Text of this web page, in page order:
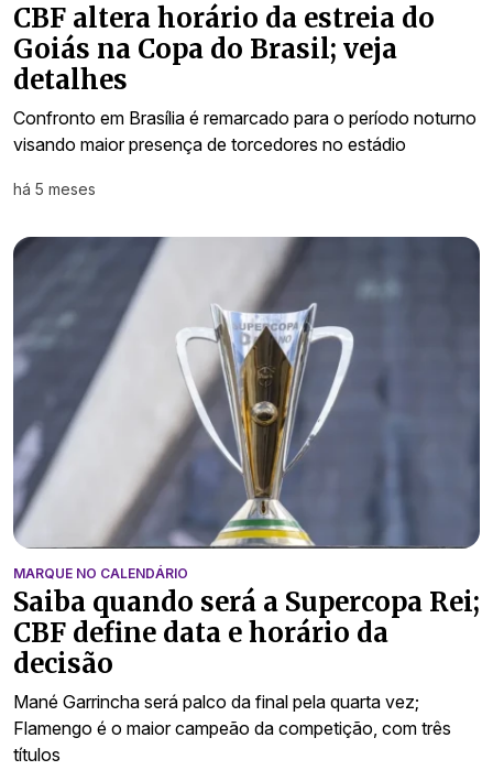
CBF altera horário da estreia do
Goiás na Copa do Brasil; veja
detalhes
Confronto em Brasília é remarcado para o período noturno
visando maior presença de torcedores no estádio
há 5 meses
MARQUE NO CALENDÁRIO
Saiba quando será a Supercopa Rei;
CBF define data e horário da
decisão
Mané Garrincha será palco da final pela quarta vez;
Flamengo é o maior campeão da competição, com três
títulos